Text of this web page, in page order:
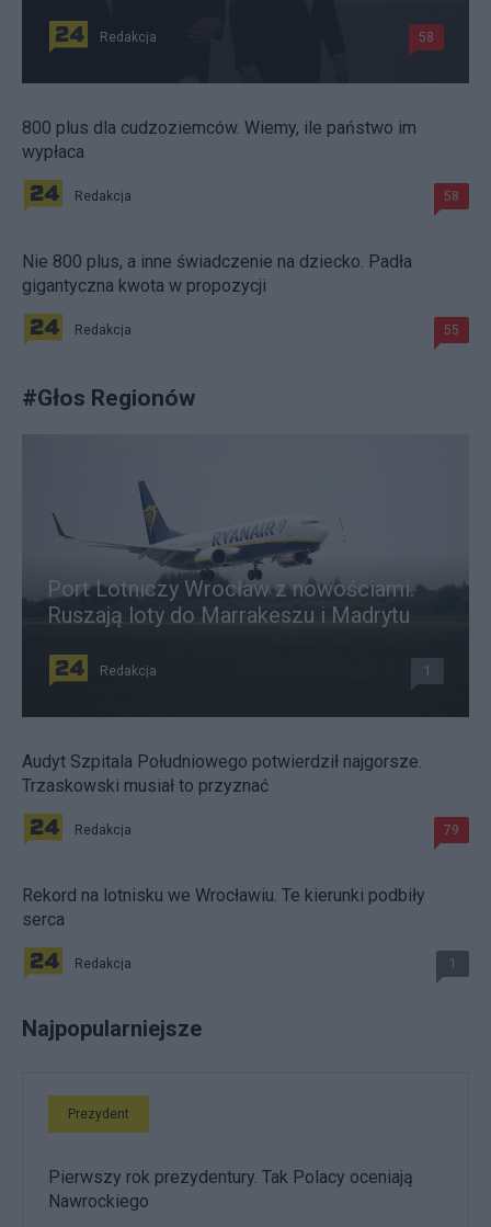
Redakcja 58
800 plus dla cudzoziemców. Wiemy, ile państwo im
wypłaca
Redakcja 58
Nie 800 plus, a inne świadczenie na dziecko. Padła
gigantyczna kwota w propozycji
Redakcja 55
#Głos Regionów
Port Lotniczy Wrocław z nowościami.
Ruszają loty do Marrakeszu i Madrytu
Redakcja 1
Audyt Szpitala Południowego potwierdził najgorsze.
Trzaskowski musiał to przyznać
Redakcja 79
Rekord na lotnisku we Wrocławiu. Te kierunki podbiły
serca
Redakcja 1
Najpopularniejsze
Prezydent
Pierwszy rok prezydentury. Tak Polacy oceniają
Nawrockiego